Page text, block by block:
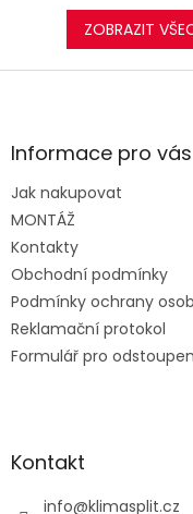
ZOBRAZIT
Z
aInformace pro vás
Jak nakupovat
MONTÁŽ
Kontakty
Obchodní podmínky
Podmínky ochrany
Reklamační protokol
Formulář pro
Kontakt
info@klimasplit.cz